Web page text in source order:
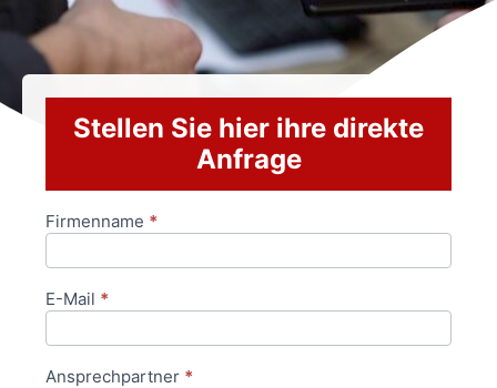
Stellen Sie hier ihre direkte
Anfrage
Anfrageformular
Firmenname *
E-Mail *
Ansprechpartner *